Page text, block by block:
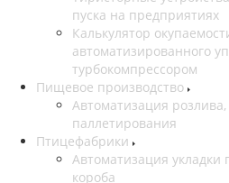
пуска на предприятиях
Калькулятор
автоматизированного
турбокомпрессором
Пищевое производство
Автоматизация
паллетирования
Птицефабрики
Автоматизация укладки
короба